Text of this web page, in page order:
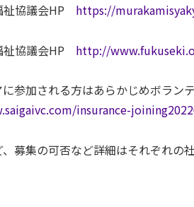
祉協議会HP https://
祉協議会HP http://
参加される方はあらかじめボラン
insurance-
募集の可否など詳細はそれぞれの